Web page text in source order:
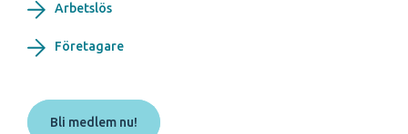
Arbetslös
Företagare
Bli medlem nu!